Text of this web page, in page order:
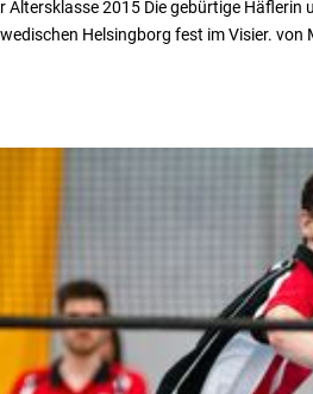
Altersklasse 2015 Die gebürtige
Helsingborg fest im Visier.